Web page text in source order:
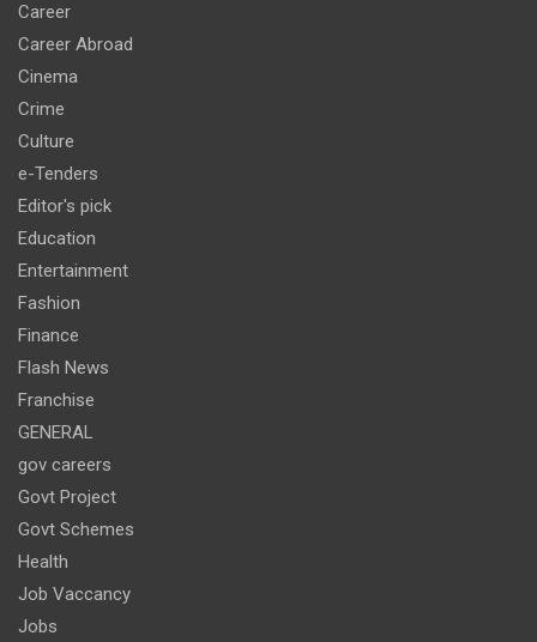
Career
Career Abroad
Cinema
Crime
Culture
e-Tenders
Editor's pick
Education
Entertainment
Fashion
Finance
Flash News
Franchise
GENERAL
gov careers
Govt Project
Govt Schemes
Health
Job Vaccancy
Jobs